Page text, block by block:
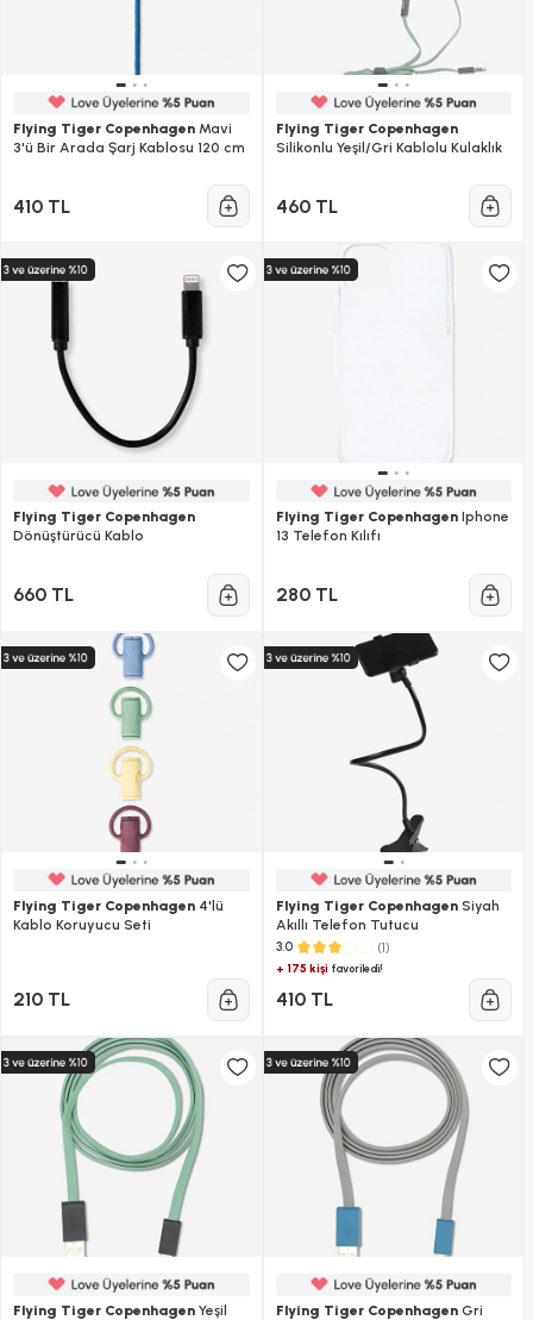
Flying Tiger Copenhagen Mavi
3'ü Bir Arada Şarj Kablosu 120 cm
410 TL
Flying Tiger Copenhagen
Silikonlu Yeşil/Gri Kablolu Kulaklık
460 TL
Flying Tiger Copenhagen
Dönüştürücü Kablo
660 TL
Flying Tiger CopenhagenIphone
13 Telefon Kılıfı
280 TL
Flying Tiger Copenhagen 4'lü
Kablo Koruyucu Seti
210 TL
Flying Tiger CopenhagenSiyah
Akıllı Telefon Tutucu
3.0 (1)
+ 175 kişifavoriledi!
410 TL
Flying Tiger Copenhagen Yeşil Flying Tiger CopenhagenGri